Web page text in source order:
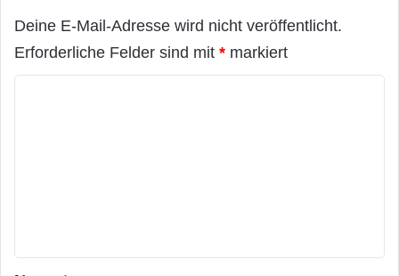
Deine E-Mail-Adresse wird nicht veröffentlicht.
Erforderliche Felder sind mit * markiert